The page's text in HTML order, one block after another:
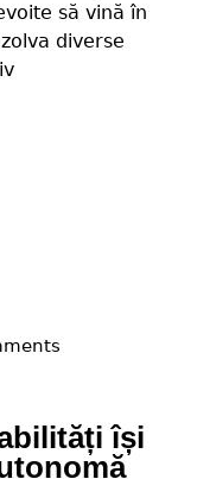
să vină în
diverse
de pietoni din
își